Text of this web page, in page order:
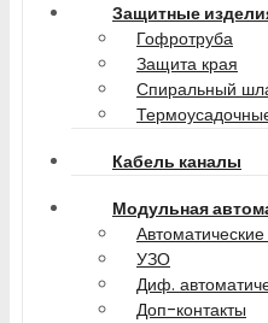
Защитные
Гофротруба
Защита края
Спиральный
Кабель каналы
Модульная
УЗО
Диф.
Доп-контакты